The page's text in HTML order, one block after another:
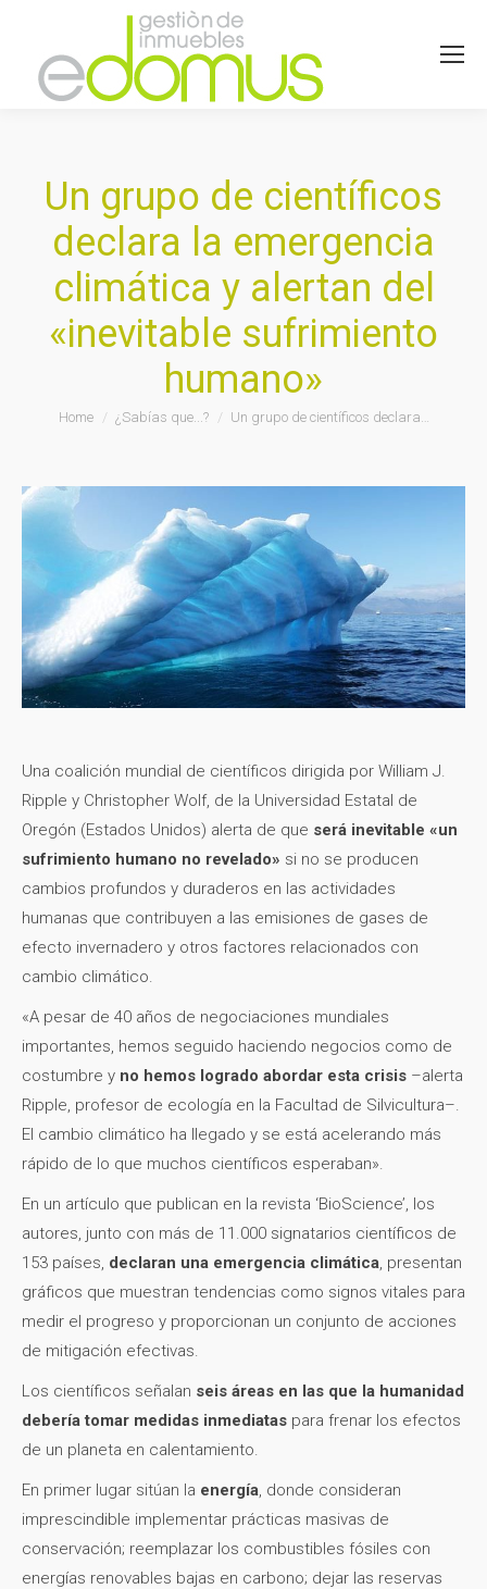
Un grupo de científicos
declara la emergencia
climática y alertan del
«inevitable sufrimiento
humano»
You are here:
Home ¿Sabías que...? Un grupo de científicos declara…
Una coalición mundial de científicos dirigida por William J.
Ripple y Christopher Wolf, de la Universidad Estatal de
Oregón (Estados Unidos) alerta de que será inevitable «un
sufrimiento humano no revelado» si no se producen
cambios profundos y duraderos en las actividades
humanas que contribuyen a las emisiones de gases de
efecto invernadero y otros factores relacionados con
cambio climático.
«A pesar de 40 años de negociaciones mundiales
importantes, hemos seguido haciendo negocios como de
costumbre y no hemos logrado abordar esta crisis –alerta
Ripple, profesor de ecología en la Facultad de Silvicultura–.
El cambio climático ha llegado y se está acelerando más
rápido de lo que muchos científicos esperaban».
En un artículo que publican en la revista ‘BioScience’, los
autores, junto con más de 11.000 signatarios científicos de
153 países, declaran una emergencia climática, presentan
gráficos que muestran tendencias como signos vitales para
medir el progreso y proporcionan un conjunto de acciones
de mitigación efectivas.
Los científicos señalan seis áreas en las que la humanidad
debería tomar medidas inmediatas para frenar los efectos
de un planeta en calentamiento.
En primer lugar sitúan la energía, donde consideran
imprescindible implementar prácticas masivas de
conservación; reemplazar los combustibles fósiles con
energías renovables bajas en carbono; dejar las reservas